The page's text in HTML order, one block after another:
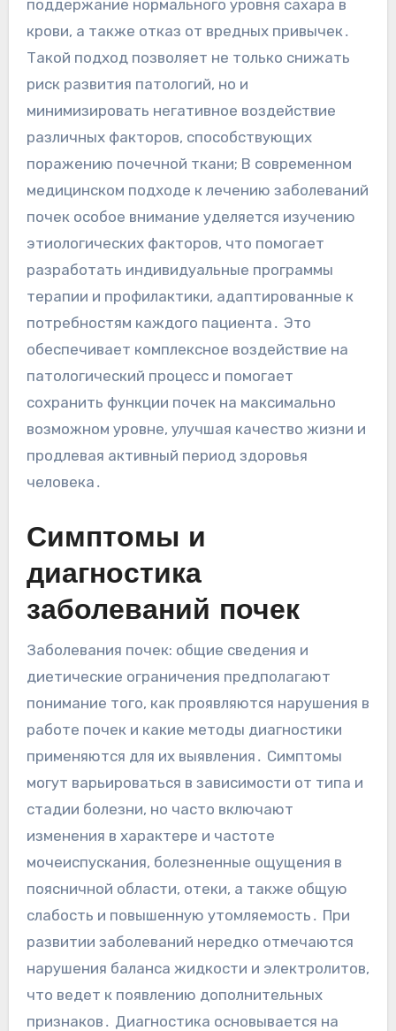
поддержание нормального уровня сахара в
крови, а также отказ от вредных привычек․
Такой подход позволяет не только снижать
риск развития патологий, но и
минимизировать негативное воздействие
различных факторов, способствующих
поражению почечной ткани; В современном
медицинском подходе к лечению заболеваний
почек особое внимание уделяется изучению
этиологических факторов, что помогает
разработать индивидуальные программы
терапии и профилактики, адаптированные к
потребностям каждого пациента․ Это
обеспечивает комплексное воздействие на
патологический процесс и помогает
сохранить функции почек на максимально
возможном уровне, улучшая качество жизни и
продлевая активный период здоровья
человека․
Симптомы и
диагностика
заболеваний почек
Заболевания почек: общие сведения и
диетические ограничения предполагают
понимание того, как проявляются нарушения в
работе почек и какие методы диагностики
применяются для их выявления․ Симптомы
могут варьироваться в зависимости от типа и
стадии болезни, но часто включают
изменения в характере и частоте
мочеиспускания, болезненные ощущения в
поясничной области, отеки, а также общую
слабость и повышенную утомляемость․ При
развитии заболеваний нередко отмечаются
нарушения баланса жидкости и электролитов,
что ведет к появлению дополнительных
признаков․ Диагностика основывается на